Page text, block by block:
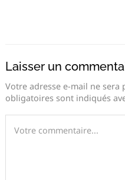
Laisser un
Votre adresse e-mail ne sera
obligatoires sont indiqués